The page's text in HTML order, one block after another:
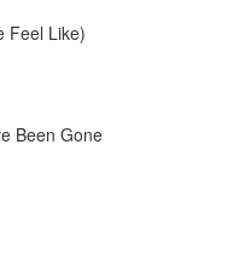
Feel Like)
Been Gone